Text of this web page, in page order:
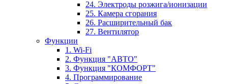
24. Электроды розжига/ионизации
25. Камера сгорания
26. Расширительный бак
27. Вентилятор
Функции
1. Wi-Fi
2. Функция "АВТО"
3. Функция "КОМФОРТ"
4. Программирование